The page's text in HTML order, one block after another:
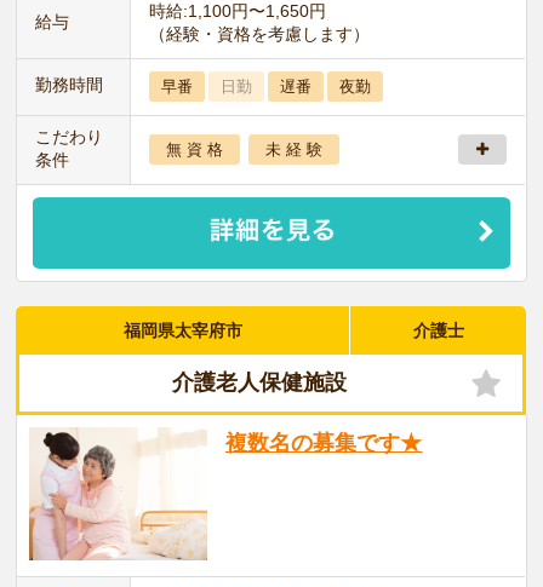
給与
時給:1,100円〜1,650円
（経験・資格を考慮します）
勤務時間 早番 日勤 遅番 夜勤
こだわり
条件
無 資 格 未 経 験
福岡県太宰府市 介護士
介護老人保健施設
複数名の募集です★